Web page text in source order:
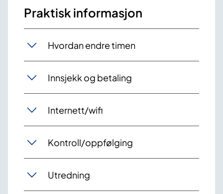
Praktisk informasjon
Hvordan endre timen
Innsjekk og betaling
Internett/wifi
Kontroll/oppfølging
Utredning